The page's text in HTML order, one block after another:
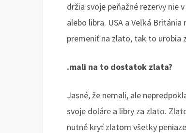
držia svoje peňažné rezervy nie
alebo libra. USA a Veľká
premeniť na zlato, tak to urobia
.mali na to dostatok zlata?
Jasné, že nemali, ale
svoje doláre a libry za zlato.
nutné kryť zlatom všetky